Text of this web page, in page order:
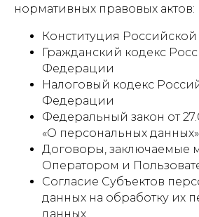
нормативных правовых актов:
Конституция
Гражданский кодекс
Федерации
Налоговый кодекс
Федерации
Федеральный закон от
«О персональных данных»
Договоры, заключаемые
Оператором и
Согласие Субъектов
данных на обработку их
данных